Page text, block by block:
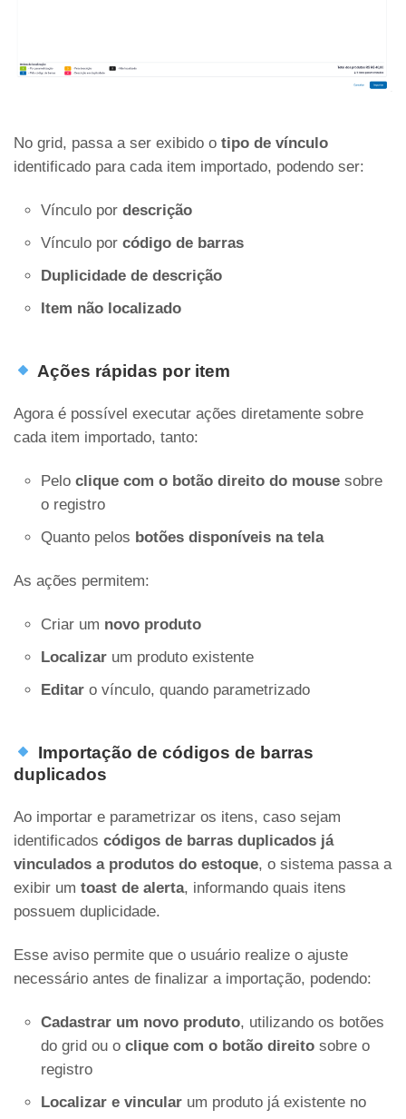
No grid, passa a ser exibido o tipo de vínculo
identificado para cada item importado, podendo ser:
Vínculo por descrição
Vínculo por código de barras
Duplicidade de descrição
Item não localizado
Ações rápidas por item
Agora é possível executar ações diretamente sobre
cada item importado, tanto:
Pelo clique com o botão direito do mouse sobre
o registro
Quanto pelos botões disponíveis na tela
As ações permitem:
Criar um novo produto
Localizar um produto existente
Editar o vínculo, quando parametrizado
Importação de códigos de barras
duplicados
Ao importar e parametrizar os itens, caso sejam
identificados códigos de barras duplicados já
vinculados a produtos do estoque, o sistema passa a
exibir um toast de alerta, informando quais itens
possuem duplicidade.
Esse aviso permite que o usuário realize o ajuste
necessário antes de finalizar a importação, podendo:
Cadastrar um novo produto, utilizando os botões
do grid ou o clique com o botão direito sobre o
registro
Localizar e vincular um produto já existente no